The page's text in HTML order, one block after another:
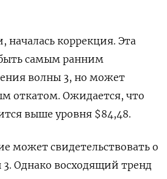
началась коррекция. Эта
самым ранним
волны 3, но может
откатом. Ожидается, что
выше уровня $84,48.
может свидетельствовать о
Однако восходящий тренд